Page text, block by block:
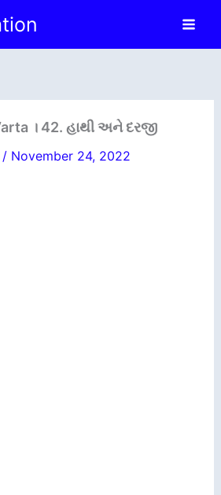
। 42. હાથી અને દરજી
/ November 24, 2022